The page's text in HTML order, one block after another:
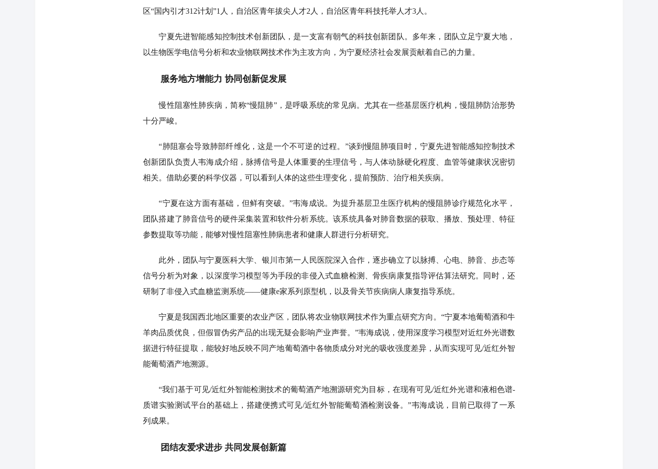
区“国内引才312计划”1人，自治区青年拔尖人才2人，自治区青年科技托举人才3人。
宁夏先进智能感知控制技术创新团队，是一支富有朝气的科技创新团队。多年来，团队立足宁夏大地，
以生物医学电信号分析和农业物联网技术作为主攻方向，为宁夏经济社会发展贡献着自己的力量。
服务地方增能力 协同创新促发展
慢性阻塞性肺疾病，简称“慢阻肺”，是呼吸系统的常见病。尤其在一些基层医疗机构，慢阻肺防治形势
十分严峻。
“肺阻塞会导致肺部纤维化，这是一个不可逆的过程。”谈到慢阻肺项目时，宁夏先进智能感知控制技术
创新团队负责人韦海成介绍，脉搏信号是人体重要的生理信号，与人体动脉硬化程度、血管等健康状况密切
相关。借助必要的科学仪器，可以看到人体的这些生理变化，提前预防、治疗相关疾病。
“宁夏在这方面有基础，但鲜有突破。”韦海成说。为提升基层卫生医疗机构的慢阻肺诊疗规范化水平，
团队搭建了肺音信号的硬件采集装置和软件分析系统。该系统具备对肺音数据的获取、播放、预处理、特征
参数提取等功能，能够对慢性阻塞性肺病患者和健康人群进行分析研究。
此外，团队与宁夏医科大学、银川市第一人民医院深入合作，逐步确立了以脉搏、心电、肺音、步态等
信号分析为对象，以深度学习模型等为手段的非侵入式血糖检测、骨疾病康复指导评估算法研究。同时，还
研制了非侵入式血糖监测系统——健康e家系列原型机，以及骨关节疾病病人康复指导系统。
宁夏是我国西北地区重要的农业产区，团队将农业物联网技术作为重点研究方向。“宁夏本地葡萄酒和牛
羊肉品质优良，但假冒伪劣产品的出现无疑会影响产业声誉。”韦海成说，使用深度学习模型对近红外光谱数
据进行特征提取，能较好地反映不同产地葡萄酒中各物质成分对光的吸收强度差异，从而实现可见/近红外智
能葡萄酒产地溯源。
“我们基于可见/近红外智能检测技术的葡萄酒产地溯源研究为目标，在现有可见/近红外光谱和液相色谱-
质谱实验测试平台的基础上，搭建便携式可见/近红外智能葡萄酒检测设备。”韦海成说，目前已取得了一系
列成果。
团结友爱求进步 共同发展创新篇